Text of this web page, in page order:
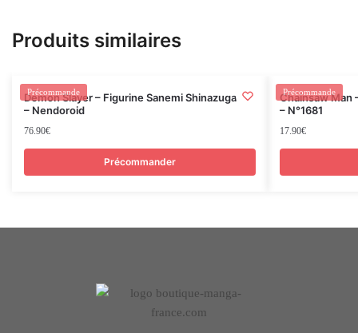
Produits similaires
Précommande
Demon Slayer – Figurine Sanemi Shinazugawa
– Nendoroid
76.90€
Précommander
Précommande
Chainsaw Man
– N°1681
17.90€